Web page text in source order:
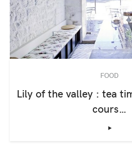
FOOD
Lily of the valley : tea
cours…
‣